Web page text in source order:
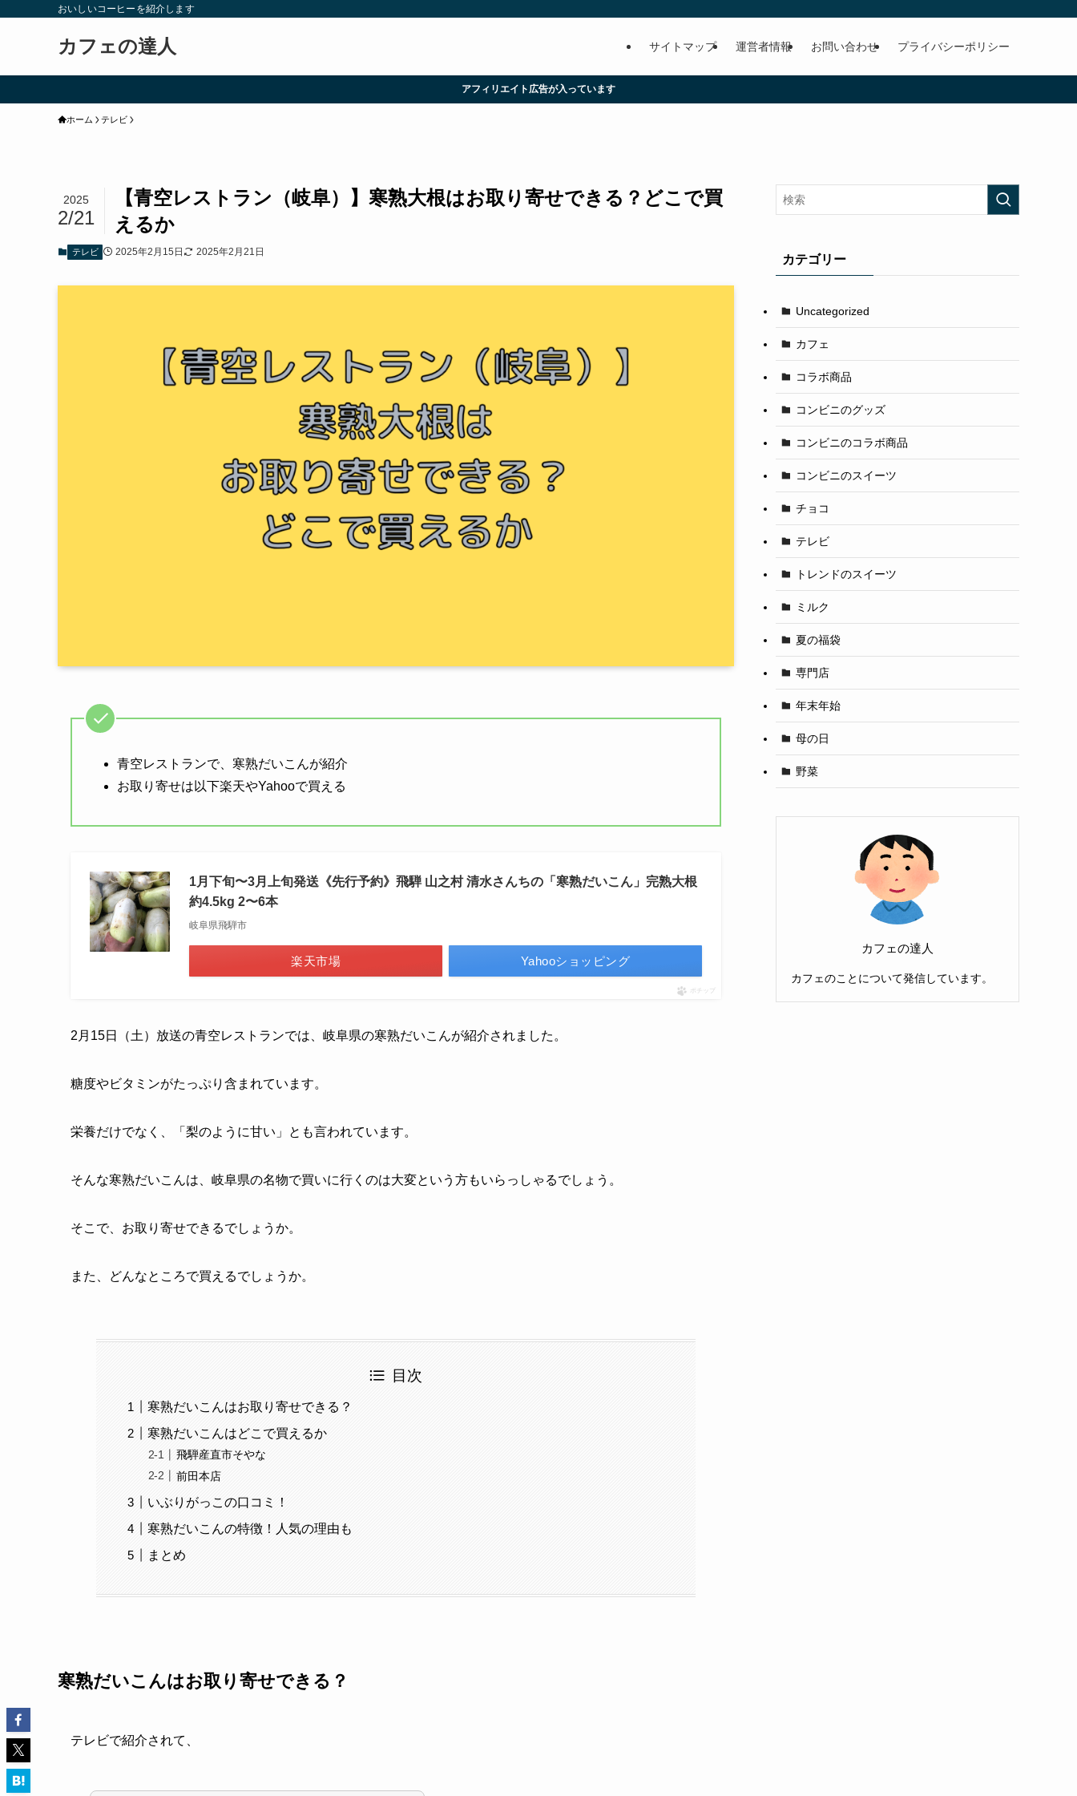
おいしいコーヒーを紹介します
カフェの達人 サイトマップ 運営者情報 お問い合わせ プライバシーポリシー
アフィリエイト広告が入っています
ホーム テレビ
【青空レストラン（岐阜）】寒熟大根はお取り寄せできる？どこで買
えるか
2025
2/21
テレビ 2025年2月15日 2025年2月21日
青空レストランで、寒熟だいこんが紹介
お取り寄せは以下楽天やYahooで買える
1月下旬〜3月上旬発送《先行予約》飛騨 山之村 清水さんちの「寒熟だいこん」完熟大根
約4.5kg 2〜6本
岐阜県飛騨市
楽天市場 Yahooショッピング
ポチップ
2月15日（土）放送の青空レストランでは、岐阜県の寒熟だいこんが紹介されました。
糖度やビタミンがたっぷり含まれています。
栄養だけでなく、「梨のように甘い」とも言われています。
そんな寒熟だいこんは、岐阜県の名物で買いに行くのは大変という方もいらっしゃるでしょう。
そこで、お取り寄せできるでしょうか。
また、どんなところで買えるでしょうか。
目次
寒熟だいこんはお取り寄せできる？
寒熟だいこんはどこで買えるか
飛騨産直市そやな
前田本店
いぶりがっこの口コミ！
寒熟だいこんの特徴！人気の理由も
まとめ
寒熟だいこんはお取り寄せできる？
テレビで紹介されて、
カテゴリー
Uncategorized
カフェ
コラボ商品
コンビニのグッズ
コンビニのコラボ商品
コンビニのスイーツ
チョコ
テレビ
トレンドのスイーツ
ミルク
夏の福袋
専門店
年末年始
母の日
野菜
カフェの達人
カフェのことについて発信しています。